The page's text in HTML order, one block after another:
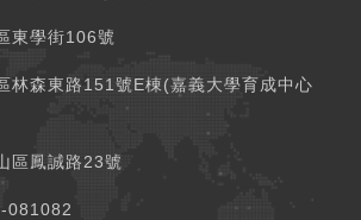
東學街106號​
林森東路151號E棟(嘉義大學育成中心
區鳳誠路23號
081082